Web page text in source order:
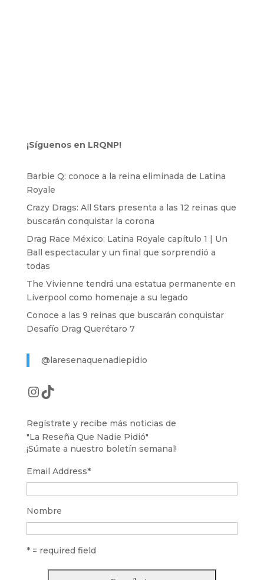
¡Síguenos en LRQNP!
Barbie Q: conoce a la reina eliminada de Latina
Royale
Crazy Drags: All Stars presenta a las 12 reinas que
buscarán conquistar la corona
Drag Race México: Latina Royale capítulo 1 | Un
Ball espectacular y un final que sorprendió a
todas
The Vivienne tendrá una estatua permanente en
Liverpool como homenaje a su legado
Conoce a las 9 reinas que buscarán conquistar
Desafío Drag Querétaro 7
@laresenaquenadiepidio
Instagram
TikTok
Regístrate y recibe más noticias de
"La Reseña Que Nadie Pidió"
¡Súmate a nuestro boletín semanal!
Email Address*
Nombre
* = required field